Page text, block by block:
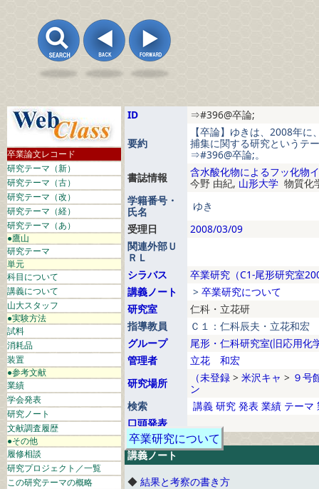
卒業論文レコード
研究テーマ（新）
研究テーマ（古）
研究テーマ（改）
研究テーマ（経）
研究テーマ（あ）
●鷹山
研究テーマ
単元
科目について
講義について
山大スタッフ
●実験方法
試料
消耗品
装置
●参考文献
業績
学会発表
研究ノート
文献調査履歴
●その他
履修相談
研究プロジェクト／一覧
この研究テーマの概略
ID ⇒#396@卒論;
要約
【卒論】ゆきは、2008年
捕集に関する研究というテ
⇒#396@卒論;。
書誌情報
含水酸化物によるフッ化物
今野 由紀, 山形大学 物質化
学籍番号・
氏名
ゆき
受理日
2008/03/09
関連外部Ｕ
ＲＬ
シラバス
卒業研究（C1-尾形研究室
講義ノート
> 卒業研究について
研究室
仁科・立花研
指導教員
Ｃ１：仁科辰夫・立花和宏
グループ
尾形・仁科研究室(旧応用化
管理者
立花 和宏
研究場所
（未登録 > 米沢キャ > ９号
ン
検索
講義 研究 発表 業績 テーマ
口頭発表
卒業研究について
講義ノート
◆ 結果と考察の書き方